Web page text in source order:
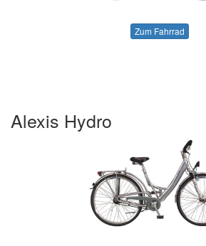
Zum Fahrrad
Alexis Hydro